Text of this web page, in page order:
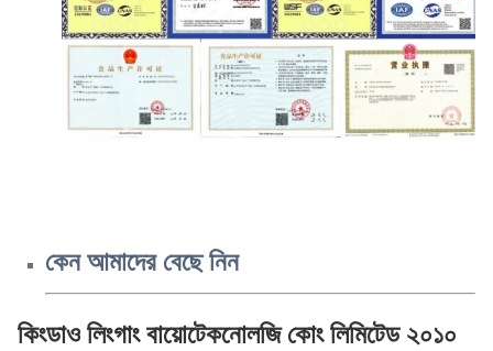
কেন আমাদের বেছে নিন
কিংডাও লিংগাং বায়োটেকনোলজি কোং লিমিটেড ২০১০